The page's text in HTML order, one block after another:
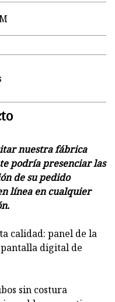
nuestra fábrica
podría presenciar las
de su pedido
línea en cualquier
calidad: panel de la
digital de
sin costura